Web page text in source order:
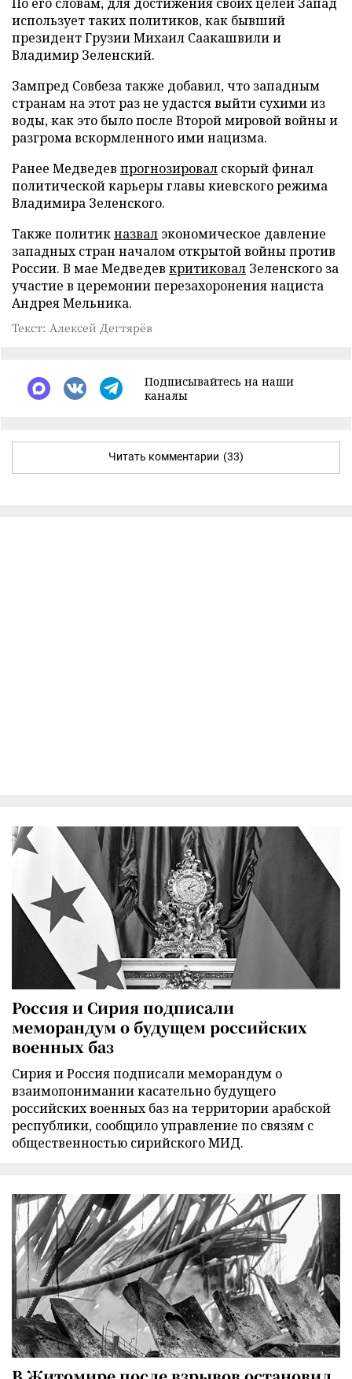
использует таких политиков, как бывший
президент Грузии Михаил Саакашвили и
Владимир Зеленский.
Зампред Совбеза также добавил, что западным
странам на этот раз не удастся выйти сухими из
воды, как это было после Второй мировой войны и
разгрома вскормленного ими нацизма.
Ранее Медведев прогнозировал скорый финал
политической карьеры главы киевского режима
Владимира Зеленского.
Также политикназвал экономическое давление
западных стран началом открытой войны против
России. В мае Медведев критиковал Зеленского за
участие в церемонии перезахоронения нациста
Андрея Мельника.
Текст: Алексей Дегтярёв
Подписывайтесь на наши
каналы
Читать комментарии (33)
Россия и Сирия подписали
меморандум о будущем российских
военных баз
Сирия и Россия подписали меморандум о
взаимопонимании касательно будущего
российских военных баз на территории арабской
республики, сообщило управление по связям с
общественностью сирийского МИД.